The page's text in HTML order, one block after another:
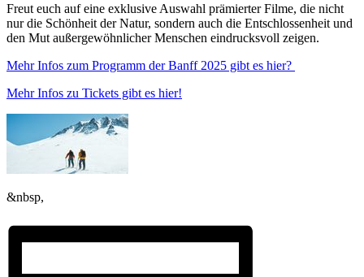
Freut euch auf eine exklusive Auswahl prämierter Filme, die nicht
nur die Schönheit der Natur, sondern auch die Entschlossenheit und
den Mut außergewöhnlicher Menschen eindrucksvoll zeigen.
Mehr Infos zum Programm der Banff 2025 gibt es hier?
Mehr Infos zu Tickets gibt es hier!
&nbsp,